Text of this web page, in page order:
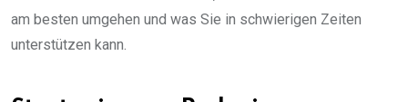
am besten umgehen und was Sie in schwierigen Zeiten
unterstützen kann.